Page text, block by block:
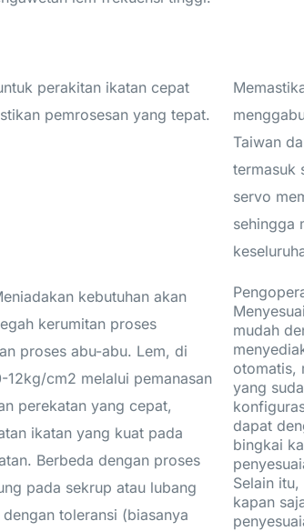
perakitan ikatan cepat
pemrosesan yang tepat.
Taiwan
termasuk
servo
sehingga
kebutuhan akan
kerumitan proses
proses abu-abu. Lem, di
12kg/cm2 melalui pemanasan
perekatan yang cepat,
ikatan yang kuat pada
Berbeda dengan proses
pada sekrup atau lubang
toleransi (biasanya
mudah
otomatis,
yang
dapat
bingkai
Selain
kapan